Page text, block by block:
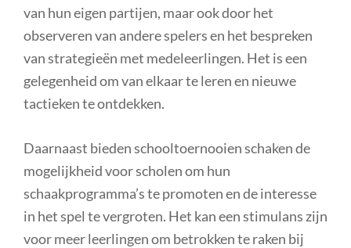
van hun eigen partijen, maar ook door het
observeren van andere spelers en het bespreken
van strategieën met medeleerlingen. Het is een
gelegenheid om van elkaar te leren en nieuwe
tactieken te ontdekken.
Daarnaast bieden schooltoernooien schaken de
mogelijkheid voor scholen om hun
schaakprogramma’s te promoten en de interesse
in het spel te vergroten. Het kan een stimulans zijn
voor meer leerlingen om betrokken te raken bij